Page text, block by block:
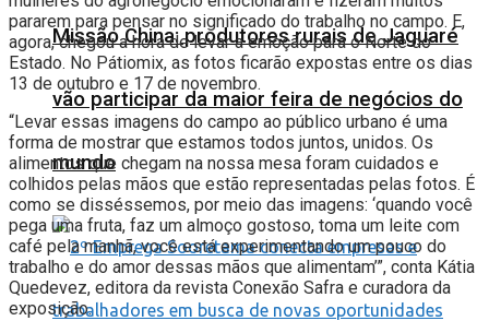
Missão China: produtores rurais de Jaguaré
vão participar da maior feira de negócios do
mundo
pararem para pensar no significado do trabalho no campo. E,
agora, chegou a hora de levar a emoção para o Norte do
Estado. No Pátiomix, as fotos ficarão expostas entre os dias
13 de outubro e 17 de novembro.
“Levar essas imagens do campo ao público urbano é uma
forma de mostrar que estamos todos juntos, unidos. Os
alimentos que chegam na nossa mesa foram cuidados e
colhidos pelas mãos que estão representadas pelas fotos. É
como se disséssemos, por meio das imagens: ‘quando você
pega uma fruta, faz um almoço gostoso, toma um leite com
café pela manhã, você está experimentando um pouco do
trabalho e do amor dessas mãos que alimentam’”, conta Kátia
Quedevez, editora da revista Conexão Safra e curadora da
exposição.